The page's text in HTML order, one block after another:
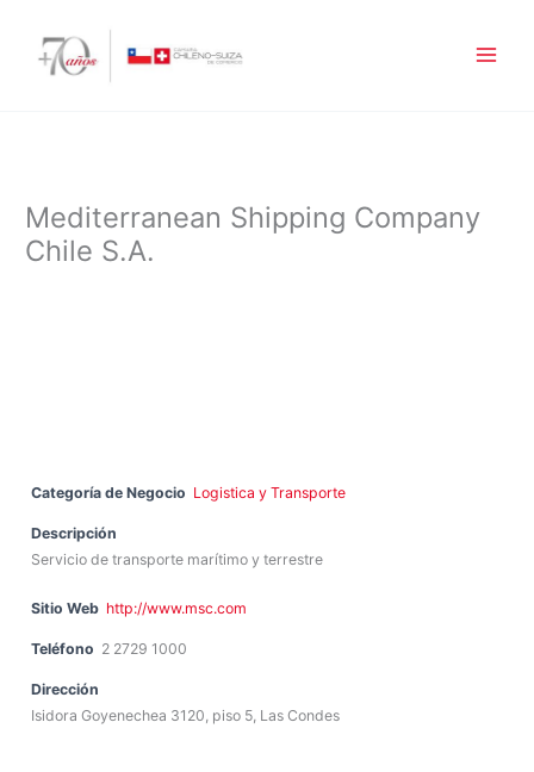
contenido
Mediterranean Shipping Company
Chile S.A.
Categoría de Negocio Logistica y Transporte
Descripción
Servicio de transporte marítimo y terrestre
Sitio Web http://www.msc.com
Teléfono 2 2729 1000
Dirección
Isidora Goyenechea 3120, piso 5, Las Condes